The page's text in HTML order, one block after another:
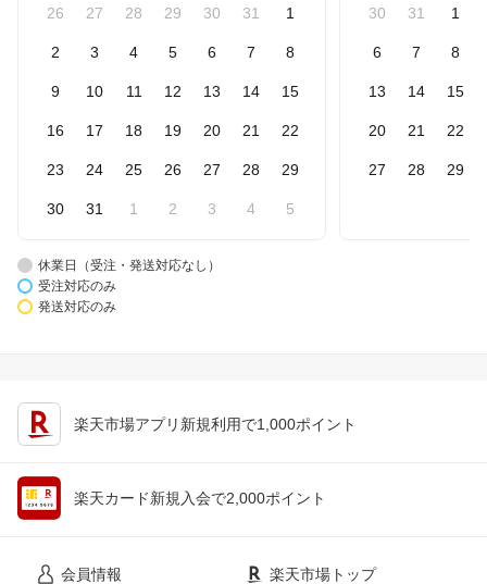
26 27 28 29 30 31 1
2 3 4 5 6 7 8
9 10 11 12 13 14 15
16 17 18 19 20 21 22
23 24 25 26 27 28 29
30 31 1 2 3 4 5
30 31 1
6 7 8
13 14 15
20 21 22
27 28 29
休業日（受注・発送対応なし）
受注対応のみ
発送対応のみ
楽天市場アプリ新規利用で1,000ポイント
楽天カード新規入会で2,000ポイント
会員情報 楽天市場トップ